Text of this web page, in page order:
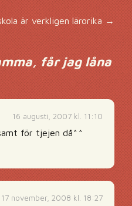
är verkligen lärorika →
får jag låna
16 augusti, 2007 kl. 11:10
för tjejen då^^
17 november, 2008 kl. 18:27